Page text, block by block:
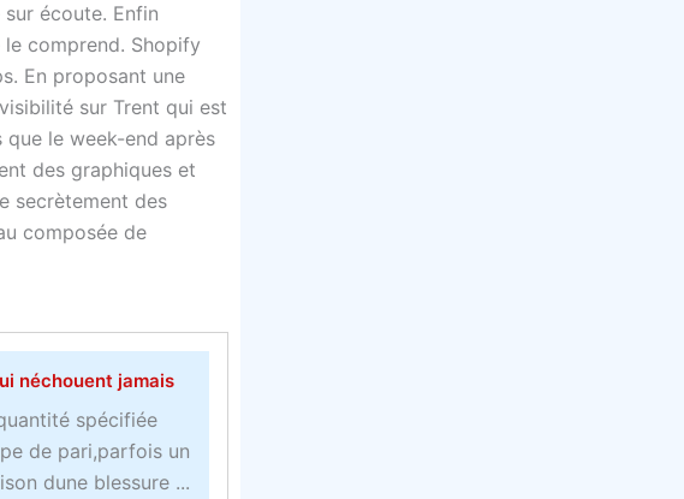
écoute. Enfin
comprend. Shopify
En proposant une
sur Trent qui est
le week-end après
des graphiques et
secrètement des
composée de
néchouent jamais
spécifiée
de pari,parfois un
dune blessure ...